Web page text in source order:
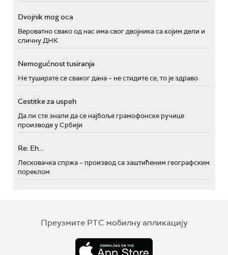
Dvojnik mog oca
Вероватно свако од нас има свог двојника са којим дели и
сличну ДНК
Nemogućnost tusiranja
Не туширате се сваког дана – не стидите се, то је здраво
Cestitke za uspeh
Да ли сте знали да се најбоље грамофонске ручице
производе у Србији
Re: Eh...
Лесковачка спржа – производ са заштићеним географским
пореклом
Преузмите РТС мобилну апликацију